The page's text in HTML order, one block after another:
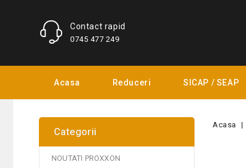
Contact rapid
0745 477 249
Acasa Reduceri SICAP / SEAP
Categorii
NOUTATI PROXXON
Acasa